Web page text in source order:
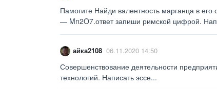
Памогите Найди валентность марганца в
— Mn2O7.ответ запиши римской цифрой.
айка2108 06.11.2020 14:50
Совершенствование деятельности
технологий. Написать эссе...